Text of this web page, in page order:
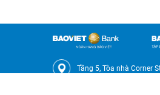
Tầng 5, Tòa nhà Corner